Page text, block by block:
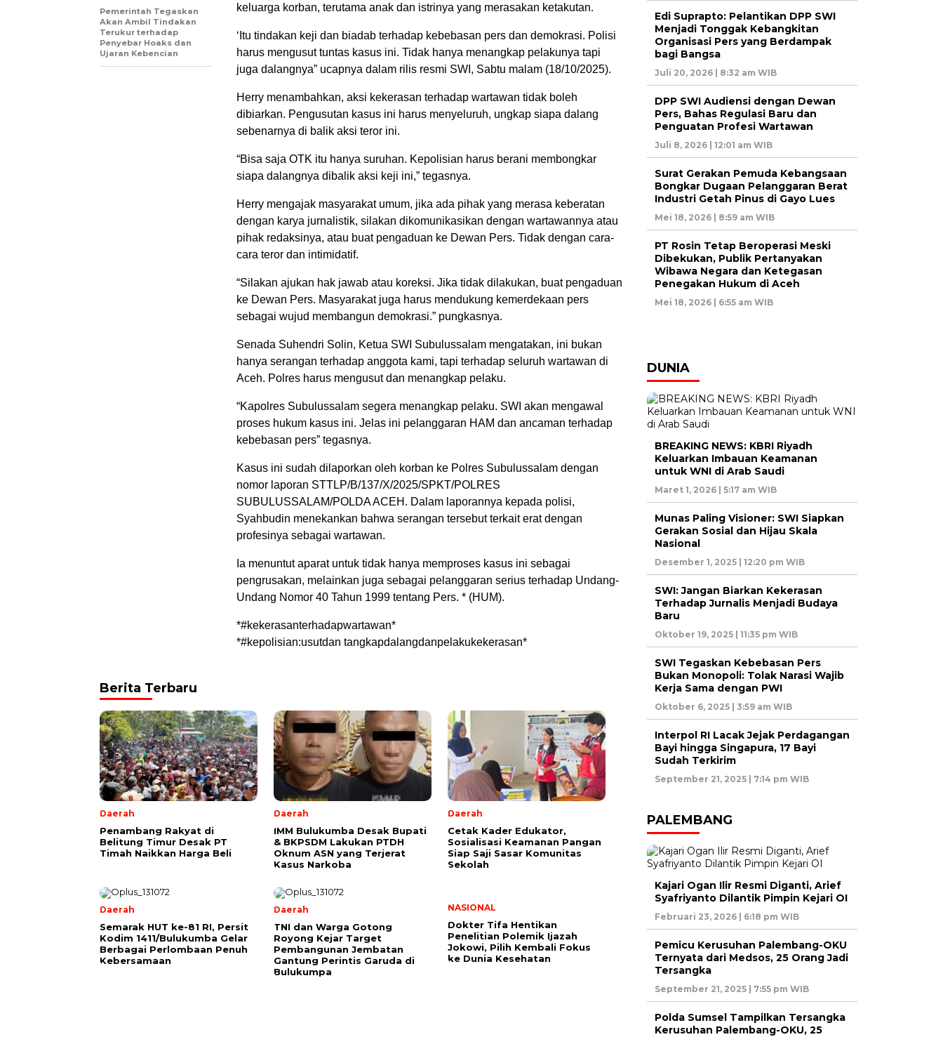
keluarga korban, terutama anak dan istrinya yang merasakan ketakutan.
‘Itu tindakan keji dan biadab terhadap kebebasan pers dan demokrasi. Polisi
harus mengusut tuntas kasus ini. Tidak hanya menangkap pelakunya tapi
juga dalangnya” ucapnya dalam rilis resmi SWI, Sabtu malam (18/10/2025).
Herry menambahkan, aksi kekerasan terhadap wartawan tidak boleh
dibiarkan. Pengusutan kasus ini harus menyeluruh, ungkap siapa dalang
sebenarnya di balik aksi teror ini.
“Bisa saja OTK itu hanya suruhan. Kepolisian harus berani membongkar
siapa dalangnya dibalik aksi keji ini,” tegasnya.
Herry mengajak masyarakat umum, jika ada pihak yang merasa keberatan
dengan karya jurnalistik, silakan dikomunikasikan dengan wartawannya atau
pihak redaksinya, atau buat pengaduan ke Dewan Pers. Tidak dengan cara-
cara teror dan intimidatif.
“Silakan ajukan hak jawab atau koreksi. Jika tidak dilakukan, buat pengaduan
ke Dewan Pers. Masyarakat juga harus mendukung kemerdekaan pers
sebagai wujud membangun demokrasi.” pungkasnya.
Senada Suhendri Solin, Ketua SWI Subulussalam mengatakan, ini bukan
hanya serangan terhadap anggota kami, tapi terhadap seluruh wartawan di
Aceh. Polres harus mengusut dan menangkap pelaku.
“Kapolres Subulussalam segera menangkap pelaku. SWI akan mengawal
proses hukum kasus ini. Jelas ini pelanggaran HAM dan ancaman terhadap
kebebasan pers” tegasnya.
Kasus ini sudah dilaporkan oleh korban ke Polres Subulussalam dengan
nomor laporan STTLP/B/137/X/2025/SPKT/POLRES
SUBULUSSALAM/POLDA ACEH. Dalam laporannya kepada polisi,
Syahbudin menekankan bahwa serangan tersebut terkait erat dengan
profesinya sebagai wartawan.
Ia menuntut aparat untuk tidak hanya memproses kasus ini sebagai
pengrusakan, melainkan juga sebagai pelanggaran serius terhadap Undang-
Undang Nomor 40 Tahun 1999 tentang Pers. * (HUM).
*#kekerasanterhadapwartawan*
*#kepolisian:usutdan tangkapdalangdanpelakukekerasan*
Pemerintah Tegaskan
Akan Ambil Tindakan
Terukur terhadap
Penyebar Hoaks dan
Ujaran Kebencian
Berita Terbaru
Daerah
Penambang Rakyat di
Belitung Timur Desak PT
Timah Naikkan Harga Beli
Daerah
IMM Bulukumba Desak Bupati
& BKPSDM Lakukan PTDH
Oknum ASN yang Terjerat
Kasus Narkoba
Daerah
Cetak Kader Edukator,
Sosialisasi Keamanan Pangan
Siap Saji Sasar Komunitas
Sekolah
Daerah
Semarak HUT ke-81 RI, Persit
Kodim 1411/Bulukumba Gelar
Berbagai Perlombaan Penuh
Kebersamaan
Daerah
TNI dan Warga Gotong
Royong Kejar Target
Pembangunan Jembatan
Gantung Perintis Garuda di
Bulukumpa
NASIONAL
Dokter Tifa Hentikan
Penelitian Polemik Ijazah
Jokowi, Pilih Kembali Fokus
ke Dunia Kesehatan
Edi Suprapto: Pelantikan DPP SWI
Menjadi Tonggak Kebangkitan
Organisasi Pers yang Berdampak
bagi Bangsa
Juli 20, 2026 | 8:32 am WIB
DPP SWI Audiensi dengan Dewan
Pers, Bahas Regulasi Baru dan
Penguatan Profesi Wartawan
Juli 8, 2026 | 12:01 am WIB
Surat Gerakan Pemuda Kebangsaan
Bongkar Dugaan Pelanggaran Berat
Industri Getah Pinus di Gayo Lues
Mei 18, 2026 | 8:59 am WIB
PT Rosin Tetap Beroperasi Meski
Dibekukan, Publik Pertanyakan
Wibawa Negara dan Ketegasan
Penegakan Hukum di Aceh
Mei 18, 2026 | 6:55 am WIB
DUNIA
BREAKING NEWS: KBRI Riyadh
Keluarkan Imbauan Keamanan
untuk WNI di Arab Saudi
Maret 1, 2026 | 5:17 am WIB
Munas Paling Visioner: SWI Siapkan
Gerakan Sosial dan Hijau Skala
Nasional
Desember 1, 2025 | 12:20 pm WIB
SWI: Jangan Biarkan Kekerasan
Terhadap Jurnalis Menjadi Budaya
Baru
Oktober 19, 2025 | 11:35 pm WIB
SWI Tegaskan Kebebasan Pers
Bukan Monopoli: Tolak Narasi Wajib
Kerja Sama dengan PWI
Oktober 6, 2025 | 3:59 am WIB
Interpol RI Lacak Jejak Perdagangan
Bayi hingga Singapura, 17 Bayi
Sudah Terkirim
September 21, 2025 | 7:14 pm WIB
PALEMBANG
Kajari Ogan Ilir Resmi Diganti, Arief
Syafriyanto Dilantik Pimpin Kejari OI
Februari 23, 2026 | 6:18 pm WIB
Pemicu Kerusuhan Palembang-OKU
Ternyata dari Medsos, 25 Orang Jadi
Tersangka
September 21, 2025 | 7:55 pm WIB
Polda Sumsel Tampilkan Tersangka
Kerusuhan Palembang-OKU, 25